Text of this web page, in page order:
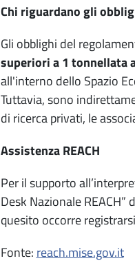
Chi riguardano gli
Gli obblighi del
superiori a 1 tonnellata
all'interno dello Spazio
Tuttavia, sono
di ricerca privati, le
Assistenza REACH
Per il supporto
Desk Nazionale
quesito occorre
Fonte: reach.mise.gov.it